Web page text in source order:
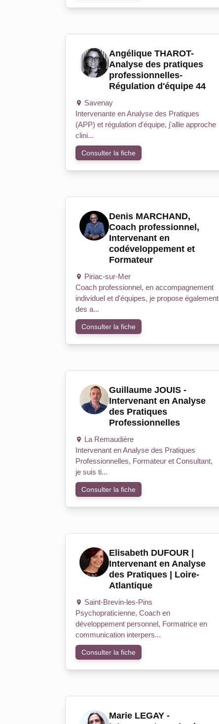
Angélique THAROT-
Analyse des pratiques
professionnelles-
Régulation d'équipe 44
Savenay
Intervenante en Analyse des Pratiques
(APP) et régulation d'équipe, j'allie approche
clini...
Consulter la fiche
Denis MARCHAND,
Coach professionnel,
Intervenant en
codéveloppement et
Formateur
Piriac-sur-Mer
Coach professionnel, en accompagnement
individuel et d'équipes, je propose également
des a...
Consulter la fiche
Guillaume JOUIS -
Intervenant en Analyse
des Pratiques
Professionnelles
La Remaudière
Intervenant en Analyse des Pratiques
Professionnelles, Formateur et Consultant,
je suis ti...
Consulter la fiche
Elisabeth DUFOUR |
Intervenant en Analyse
des Pratiques | Loire-
Atlantique
Saint-Brevin-les-Pins
Psychopraticienne, Coach en
développement personnel, Formatrice en
communication interpers...
Consulter la fiche
Marie LEGAY -